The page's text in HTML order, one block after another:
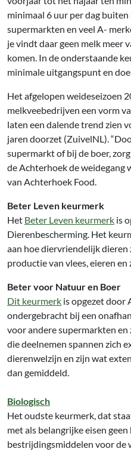
minimaal 6 uur per dag
supermarkten en veel A-
je vindt daar geen melk meer
komen. In de onderstaande
minimale uitgangspunt en
Het afgelopen weideseizoen
melkveebedrijven een vorm
laten een dalende trend zien
jaren doorzet (ZuivelNL).
supermarkt of bij de boer,
de Achterhoek de weidegang
van Achterhoek Food.
Beter Leven keurmerk
Het Beter Leven keurmerk is
Dierenbescherming. Het
aan hoe diervriendelijk dieren
productie van vlees, eieren en
Beter voor Natuur en Boer
Dit keurmerk is opgezet door
ondergebracht bij een
voor andere supermarkten
die deelnemen spannen zich
dierenwelzijn en zijn wat
dan gemiddeld.
Biologisch
Het oudste keurmerk, dat
met als belangrijke eisen
bestrijdingsmiddelen voor de